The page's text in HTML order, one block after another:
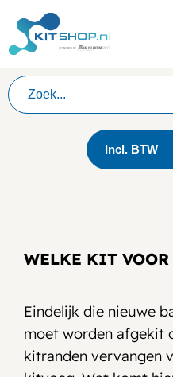
Incl. BTW
WELKE KIT
Eindelijk die nieuwe
moet worden afgekit
kitranden vervangen